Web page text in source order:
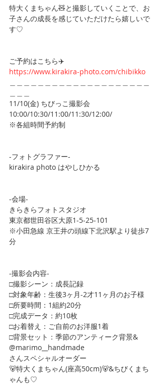
特大くまちゃん🧸と撮影していくことで、お
子さんの成長を感じていただけたら嬉しいで
す♡
ご予約はこちら✈️
https://www.kirakira-photo.com/chibikko
11/10(金) ちびっこ撮影会
10:00/10:30/11:00/11:30/12:00/
※各組時間予約制
-フォトグラファー-
kirakira photo はやしひかる
-会場-
きらきらフォトスタジオ
東京都世田谷区大原1-5-25-101
※小田急線 京王井の頭線下北沢駅より徒歩7
分
-撮影会内容-
□撮影シーン：成長記録
□対象年齢：生後3ヶ月-2才11ヶ月のお子様
□所要時間：1組約20分
□完成データ：約10枚
□お着替え：ご自前のお洋服1着
□背景セット：季節のアンティーク背景&
@marimo__handmade
さんスペシャルオーダー
🐻特大くまちゃん(座高50cm)🐻&ちびくまち
ゃんも♡